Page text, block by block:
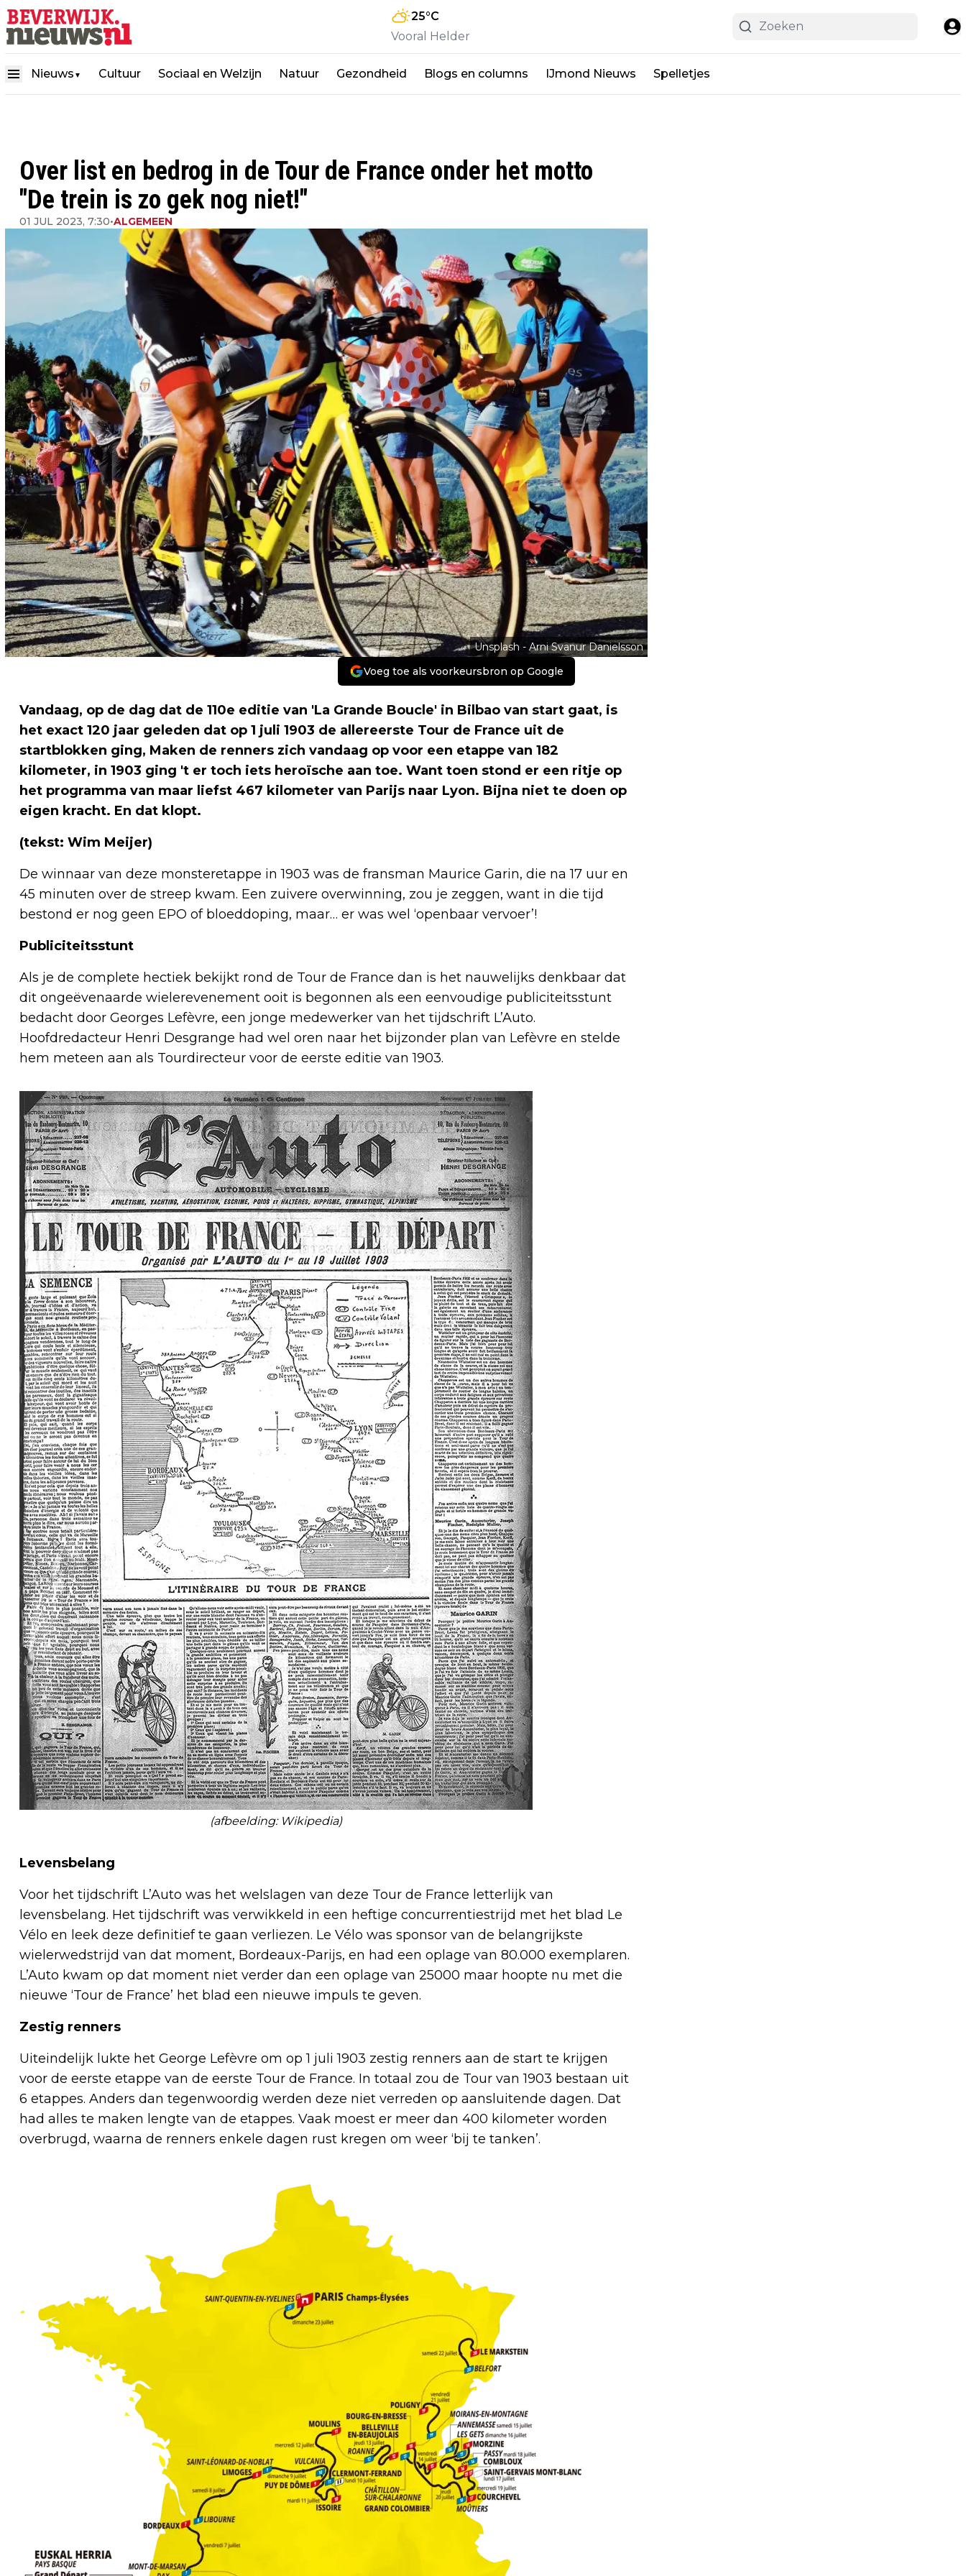
25°C
Vooral Helder
Nieuws ▼ Cultuur Sociaal en Welzijn Natuur Gezondheid Blogs en columns IJmond Nieuws Spelletjes
Over list en bedrog in de Tour de France onder het motto
"De trein is zo gek nog niet!"
01 JUL 2023, 7:30•ALGEMEEN
Unsplash - Arni Svanur Danielsson
Voeg toe als voorkeursbron op Google
Vandaag, op de dag dat de 110e editie van 'La Grande Boucle' in Bilbao van start gaat, is
het exact 120 jaar geleden dat op 1 juli 1903 de allereerste Tour de France uit de
startblokken ging, Maken de renners zich vandaag op voor een etappe van 182
kilometer, in 1903 ging 't er toch iets heroïsche aan toe. Want toen stond er een ritje op
het programma van maar liefst 467 kilometer van Parijs naar Lyon. Bijna niet te doen op
eigen kracht. En dat klopt.
(tekst: Wim Meijer)
De winnaar van deze monsteretappe in 1903 was de fransman Maurice Garin, die na 17 uur en
45 minuten over de streep kwam. Een zuivere overwinning, zou je zeggen, want in die tijd
bestond er nog geen EPO of bloeddoping, maar… er was wel ‘openbaar vervoer’!
Publiciteitsstunt
Als je de complete hectiek bekijkt rond de Tour de France dan is het nauwelijks denkbaar dat
dit ongeëvenaarde wielerevenement ooit is begonnen als een eenvoudige publiciteitsstunt
bedacht door Georges Lefèvre, een jonge medewerker van het tijdschrift L’Auto.
Hoofdredacteur Henri Desgrange had wel oren naar het bijzonder plan van Lefèvre en stelde
hem meteen aan als Tourdirecteur voor de eerste editie van 1903.
(afbeelding: Wikipedia)
Levensbelang
Voor het tijdschrift L’Auto was het welslagen van deze Tour de France letterlijk van
levensbelang. Het tijdschrift was verwikkeld in een heftige concurrentiestrijd met het blad Le
Vélo en leek deze definitief te gaan verliezen. Le Vélo was sponsor van de belangrijkste
wielerwedstrijd van dat moment, Bordeaux-Parijs, en had een oplage van 80.000 exemplaren.
L’Auto kwam op dat moment niet verder dan een oplage van 25000 maar hoopte nu met die
nieuwe ‘Tour de France’ het blad een nieuwe impuls te geven.
Zestig renners
Uiteindelijk lukte het George Lefèvre om op 1 juli 1903 zestig renners aan de start te krijgen
voor de eerste etappe van de eerste Tour de France. In totaal zou de Tour van 1903 bestaan uit
6 etappes. Anders dan tegenwoordig werden deze niet verreden op aansluitende dagen. Dat
had alles te maken lengte van de etappes. Vaak moest er meer dan 400 kilometer worden
overbrugd, waarna de renners enkele dagen rust kregen om weer ‘bij te tanken’.